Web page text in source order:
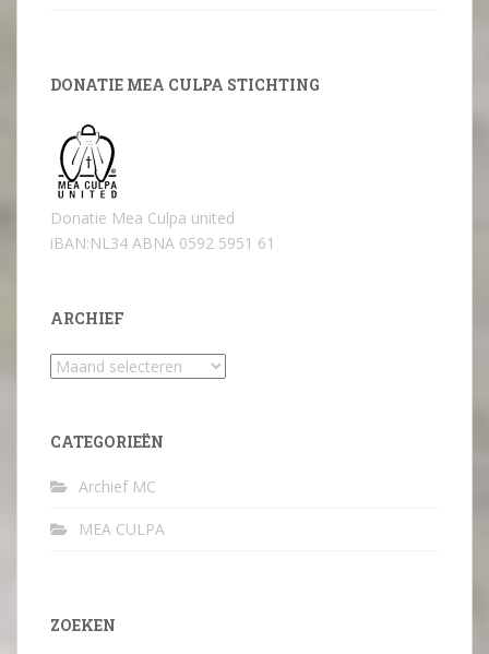
DONATIE MEA CULPA STICHTING
Donatie Mea Culpa united
iBAN:NL34 ABNA 0592 5951 61
ARCHIEF
Archief
CATEGORIEËN
Archief MC
MEA CULPA
ZOEKEN